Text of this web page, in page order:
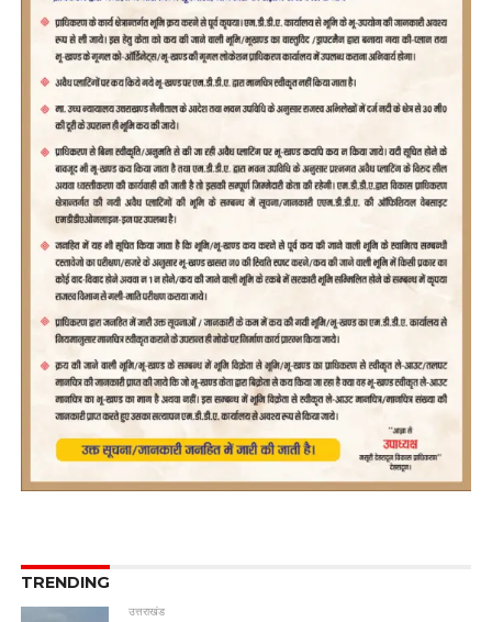
TRENDING
उत्तराखंड